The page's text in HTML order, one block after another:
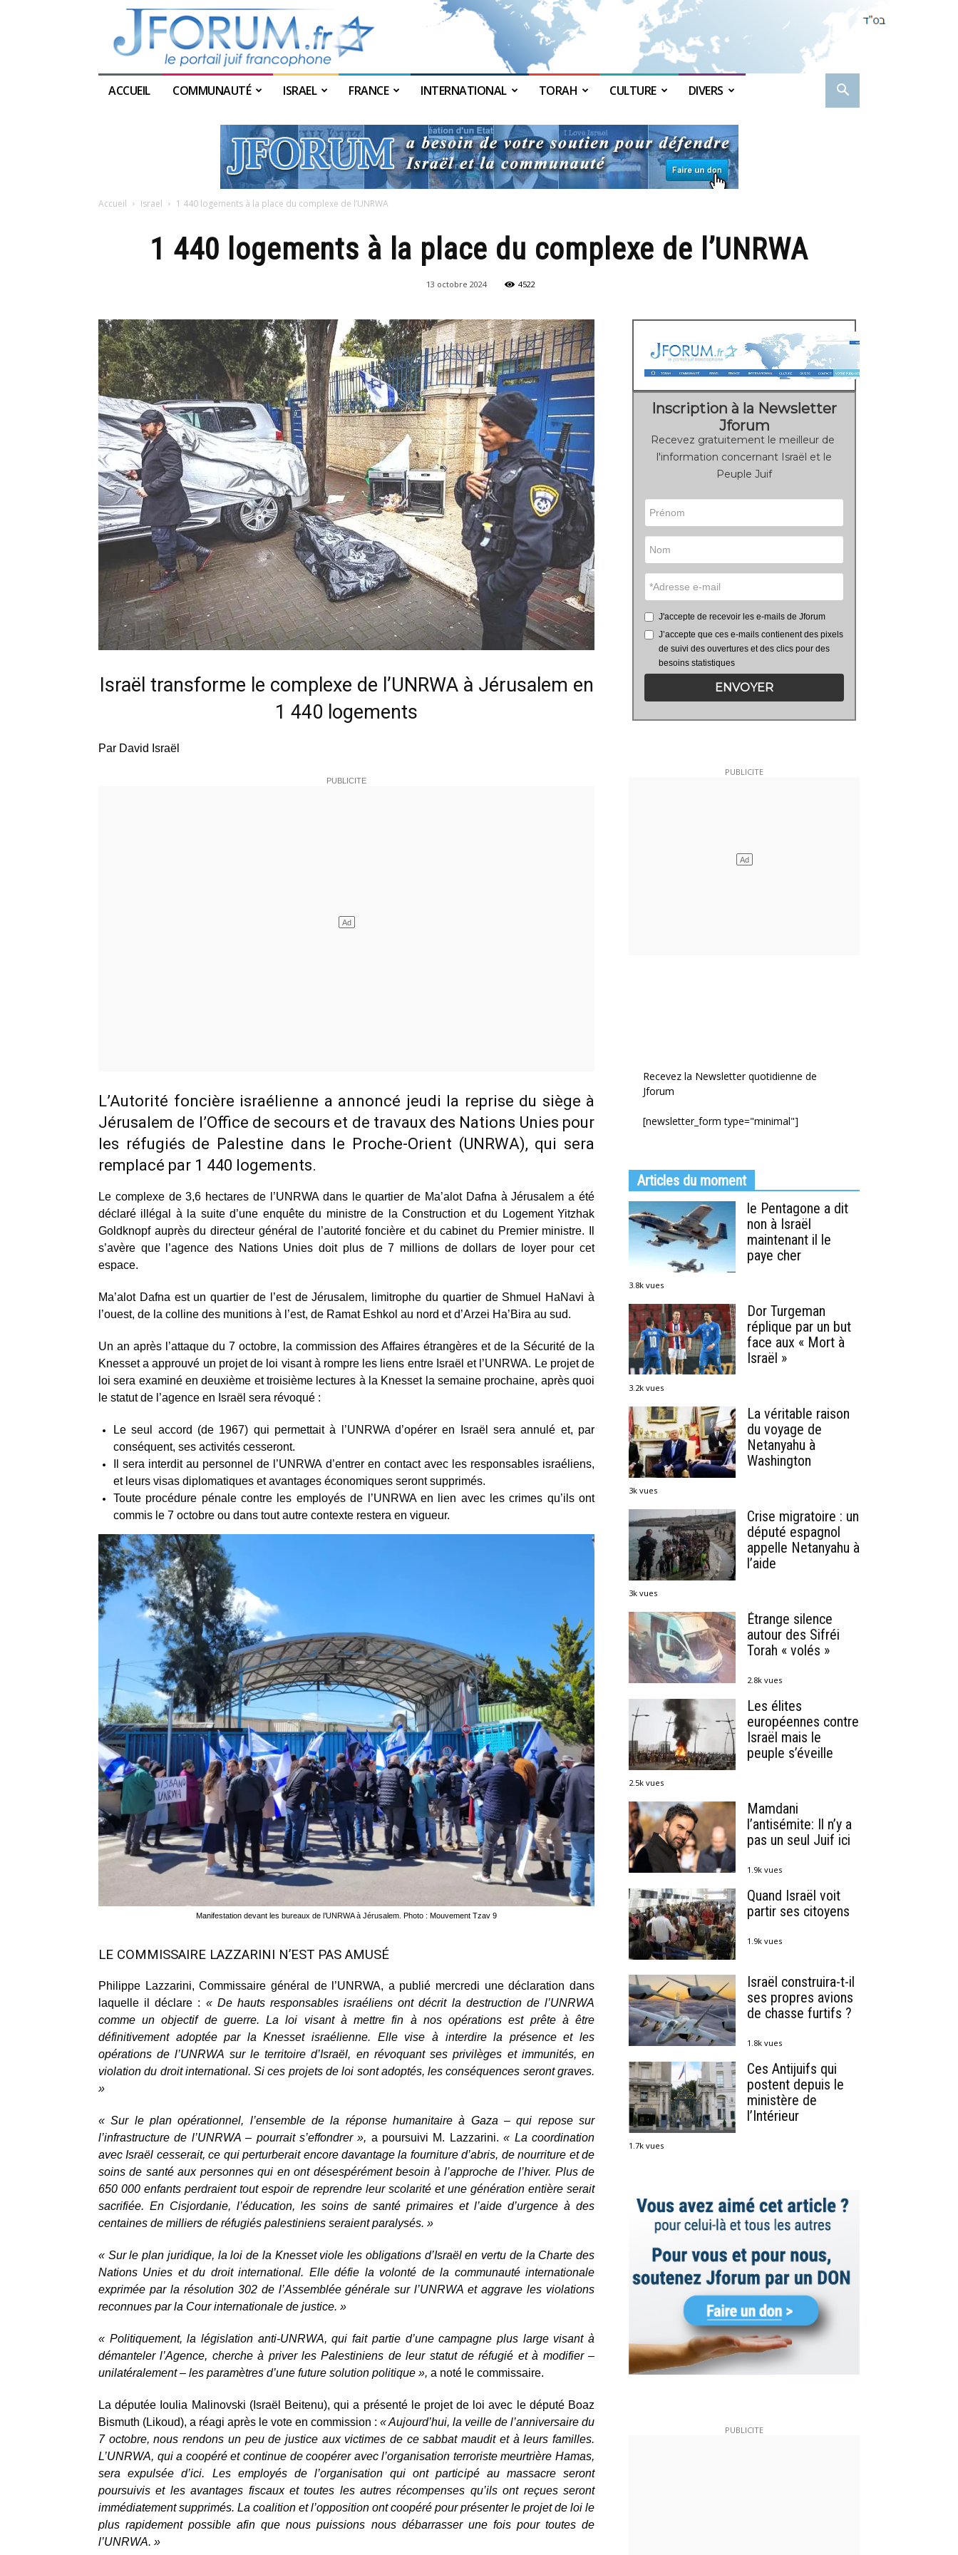
ACCUEIL COMMUNAUTÉ ISRAEL FRANCE INTERNATIONAL TORAH CULTURE DIVERS
Accueil Israel 1 440 logements à la place du complexe de l’UNRWA
1 440 logements à la place du complexe de l’UNRWA
13 octobre 2024 4522
Israël transforme le complexe de l’UNRWA à Jérusalem en
1 440 logements
Par David Israël
L’Autorité foncière israélienne a annoncé jeudi la reprise du siège à
Jérusalem de l’Office de secours et de travaux des Nations Unies pour
les réfugiés de Palestine dans le Proche-Orient (UNRWA), qui sera
remplacé par 1 440 logements.
Le complexe de 3,6 hectares de l’UNRWA dans le quartier de Ma’alot Dafna à Jérusalem a été
déclaré illégal à la suite d’une enquête du ministre de la Construction et du Logement Yitzhak
Goldknopf auprès du directeur général de l’autorité foncière et du cabinet du Premier ministre. Il
s’avère que l’agence des Nations Unies doit plus de 7 millions de dollars de loyer pour cet
espace.
Ma’alot Dafna est un quartier de l’est de Jérusalem, limitrophe du quartier de Shmuel HaNavi à
l’ouest, de la colline des munitions à l’est, de Ramat Eshkol au nord et d’Arzei Ha’Bira au sud.
Un an après l’attaque du 7 octobre, la commission des Affaires étrangères et de la Sécurité de la
Knesset a approuvé un projet de loi visant à rompre les liens entre Israël et l’UNRWA. Le projet de
loi sera examiné en deuxième et troisième lectures à la Knesset la semaine prochaine, après quoi
le statut de l’agence en Israël sera révoqué :
Le seul accord (de 1967) qui permettait à l’UNRWA d’opérer en Israël sera annulé et, par
conséquent, ses activités cesseront.
Il sera interdit au personnel de l’UNRWA d’entrer en contact avec les responsables israéliens,
et leurs visas diplomatiques et avantages économiques seront supprimés.
Toute procédure pénale contre les employés de l’UNRWA en lien avec les crimes qu’ils ont
commis le 7 octobre ou dans tout autre contexte restera en vigueur.
Manifestation devant les bureaux de l’UNRWA à Jérusalem. Photo : Mouvement Tzav 9
LE COMMISSAIRE LAZZARINI N’EST PAS AMUSÉ
Philippe Lazzarini, Commissaire général de l’UNRWA, a publié mercredi une déclaration dans
laquelle il déclare : « De hauts responsables israéliens ont décrit la destruction de l’UNRWA
comme un objectif de guerre. La loi visant à mettre fin à nos opérations est prête à être
définitivement adoptée par la Knesset israélienne. Elle vise à interdire la présence et les
opérations de l’UNRWA sur le territoire d’Israël, en révoquant ses privilèges et immunités, en
violation du droit international. Si ces projets de loi sont adoptés, les conséquences seront graves.
»
« Sur le plan opérationnel, l’ensemble de la réponse humanitaire à Gaza – qui repose sur
l’infrastructure de l’UNRWA – pourrait s’effondrer », a poursuivi M. Lazzarini. « La coordination
avec Israël cesserait, ce qui perturberait encore davantage la fourniture d’abris, de nourriture et de
soins de santé aux personnes qui en ont désespérément besoin à l’approche de l’hiver. Plus de
650 000 enfants perdraient tout espoir de reprendre leur scolarité et une génération entière serait
sacrifiée. En Cisjordanie, l’éducation, les soins de santé primaires et l’aide d’urgence à des
centaines de milliers de réfugiés palestiniens seraient paralysés. »
« Sur le plan juridique, la loi de la Knesset viole les obligations d’Israël en vertu de la Charte des
Nations Unies et du droit international. Elle défie la volonté de la communauté internationale
exprimée par la résolution 302 de l’Assemblée générale sur l’UNRWA et aggrave les violations
reconnues par la Cour internationale de justice. »
« Politiquement, la législation anti-UNRWA, qui fait partie d’une campagne plus large visant à
démanteler l’Agence, cherche à priver les Palestiniens de leur statut de réfugié et à modifier –
unilatéralement – ​​les paramètres d’une future solution politique », a noté le commissaire.
La députée Ioulia Malinovski (Israël Beitenu), qui a présenté le projet de loi avec le député Boaz
Bismuth (Likoud), a réagi après le vote en commission : « Aujourd’hui, la veille de l’anniversaire du
7 octobre, nous rendons un peu de justice aux victimes de ce sabbat maudit et à leurs familles.
L’UNRWA, qui a coopéré et continue de coopérer avec l’organisation terroriste meurtrière Hamas,
sera expulsée d’ici. Les employés de l’organisation qui ont participé au massacre seront
poursuivis et les avantages fiscaux et toutes les autres récompenses qu’ils ont reçues seront
immédiatement supprimés. La coalition et l’opposition ont coopéré pour présenter le projet de loi le
plus rapidement possible afin que nous puissions nous débarrasser une fois pour toutes de
l’UNRWA. »
Inscription à la Newsletter
Jforum
Recevez gratuitement le meilleur de
l'information concernant Israël et le
Peuple Juif
J'accepte de recevoir les e-mails de Jforum
J’accepte que ces e-mails contienent des pixels
de suivi des ouvertures et des clics pour des
besoins statistiques
ENVOYER
Recevez la Newsletter quotidienne de
Jforum
[newsletter_form type="minimal"]
Articles du moment
le Pentagone a dit
non à Israël
maintenant il le
paye cher
3.8k vues
Dor Turgeman
réplique par un but
face aux « Mort à
Israël »
3.2k vues
La véritable raison
du voyage de
Netanyahu à
Washington
3k vues
Crise migratoire : un
député espagnol
appelle Netanyahu à
l’aide
3k vues
Étrange silence
autour des Sifréi
Torah « volés »
2.8k vues
Les élites
européennes contre
Israël mais le
peuple s’éveille
2.5k vues
Mamdani
l’antisémite: Il n’y a
pas un seul Juif ici
1.9k vues
Quand Israël voit
partir ses citoyens
1.9k vues
Israël construira-t-il
ses propres avions
de chasse furtifs ?
1.8k vues
Ces Antijuifs qui
postent depuis le
ministère de
l’Intérieur
1.7k vues